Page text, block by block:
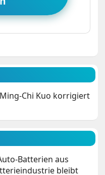
Chi Kuo korrigiert
Batterien aus
bleibt